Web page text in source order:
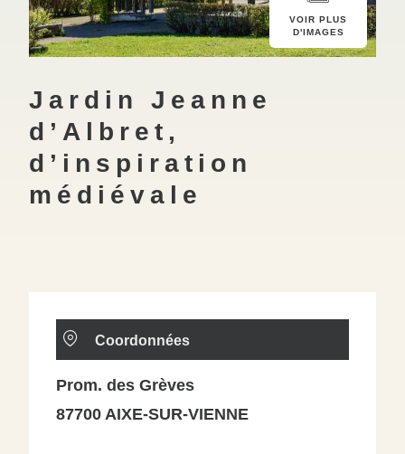
VOIR PLUS
D'IMAGES
Jardin Jeanne
d’Albret,
d’inspiration
médiévale
Coordonnées
Prom. des Grèves
87700 AIXE-SUR-VIENNE